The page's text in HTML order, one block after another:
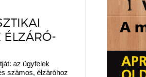
ÉLZÁRÓ-
az ügyfelek
számos, élzáróhoz